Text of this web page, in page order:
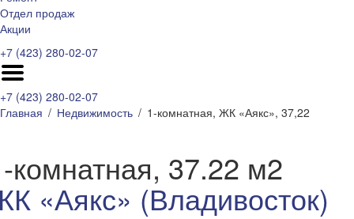
Отдел продаж
Акции
+7 (423) 280-02-07
+7 (423) 280-02-07
Главная
Недвижимость 1-комнатная, ЖК «Аякс», 37,22
комнатная, 37.22 м2
«Аякс» (Владивосток)